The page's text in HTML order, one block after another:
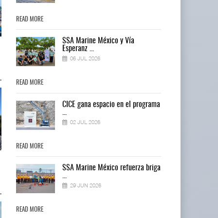
IT-ANÁLISIS: Puerto Lázaro
Cárdenas incorpora ...
06 AGO 2026
telecomunicaciones p ...
06 AGO 2026
telecomunicaciones p ...
READ MORE
SSA Marine México y Vía
Esperanz ...
06 JUL 2026
READ MORE
CICE gana espacio en el programa
02 JUL 2026
READ MORE
SSA Marine México refuerza briga
...
29 JUN 2026
READ MORE